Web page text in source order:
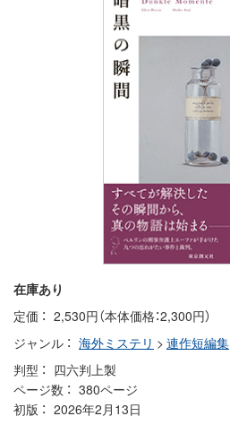
在庫あり
定価
2,530円（本体価格：2,300円）
ジャンル
海外ミステリ > 連作短編集
判型
四六判上製
ページ数
380ページ
初版
2026年2月13日